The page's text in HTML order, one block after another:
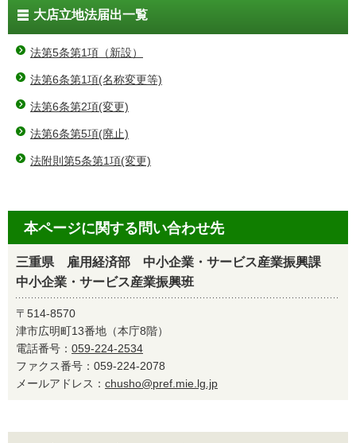
大店立地法届出一覧
法第5条第1項（新設）
法第6条第1項(名称変更等)
法第6条第2項(変更)
法第6条第5項(廃止)
法附則第5条第1項(変更)
本ページに関する問い合わせ先
三重県 雇用経済部 中小企業・サービス産業振興課
中小企業・サービス産業振興班
〒514-8570
津市広明町13番地（本庁8階）
電話番号： 059-224-2534
ファクス番号：059-224-2078
メールアドレス： chusho@pref.mie.lg.jp